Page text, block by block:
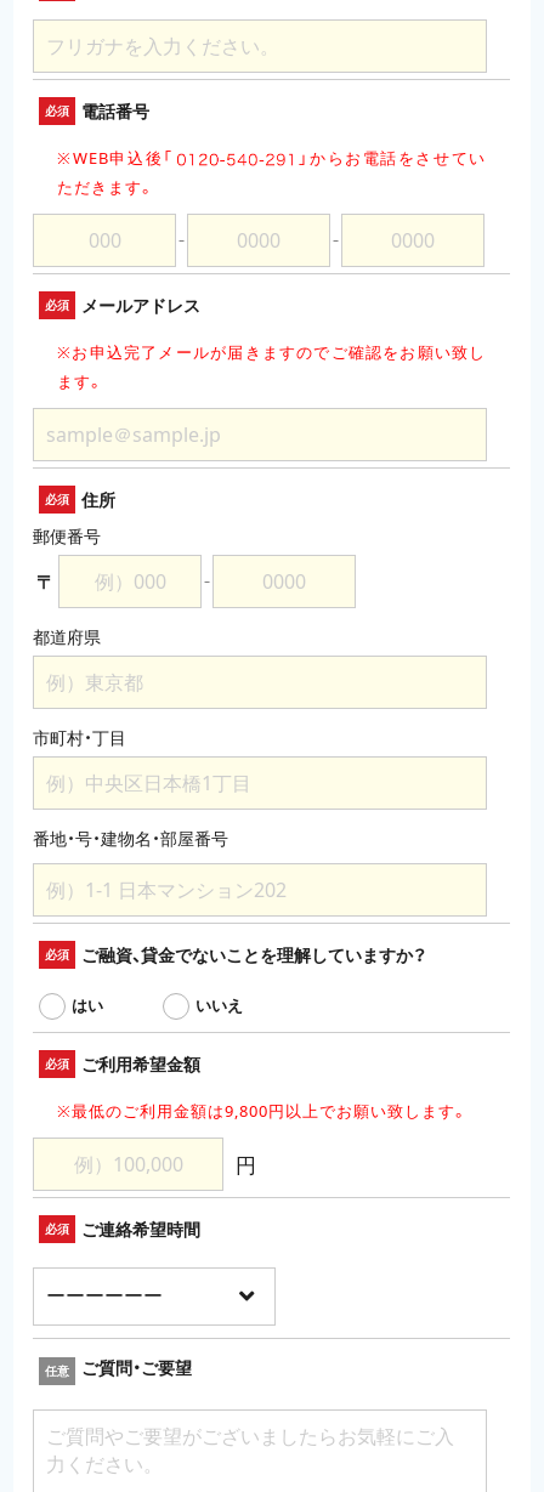
必須 電話番号
※WEB申込後「 」 からお電話をさせてい
ただきます。
－ －
必須 メールアドレス
※お申込完了メールが届きますのでご確認をお願い致し
ます。
必須
住所
郵便番号
〒 －
都道府県
市町村・丁目
番地・号・建物名・部屋番号
必須 ご融資、貸金でないことを理解していますか？
はい いいえ
必須 ご利用希望金額
※最低のご利用金額は9,800円以上でお願い致します。
円
必須 ご連絡希望時間
任意 ご質問・ご要望